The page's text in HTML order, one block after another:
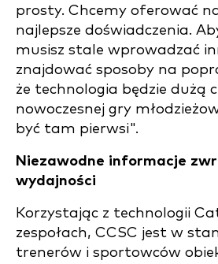
prosty. Chcemy oferować
najlepsze doświadczenia.
musisz stale wprowadzać
znajdować sposoby na
że technologia będzie dużą
nowoczesnej gry
być tam pierwsi".
Niezawodne informacje
wydajności
Korzystając z technologii
zespołach, CCSC jest w
trenerów i sportowców